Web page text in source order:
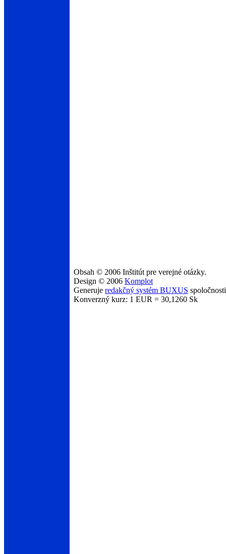
Obsah © 2006 Inštitút pre verejné otázky.
Design © 2006 Komplot
Generuje redakčný systém BUXUS
Konverzný kurz: 1 EUR = 30,1260 Sk